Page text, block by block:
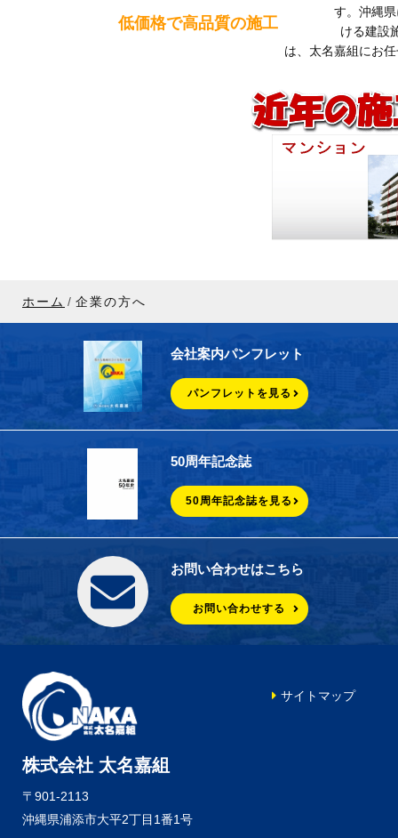
低価格で高品質の施工
す。沖縄
ける建設
は、太名嘉組にお
ホーム 企業の方へ
会社案内パンフレット
パンフレットを見る
50周年記念誌
50周年記念誌を見る
お問い合わせはこちら
お問い合わせする
株式会社 太名嘉組
〒901-2113
沖縄県浦添市大平2丁目1番1号
サイトマップ